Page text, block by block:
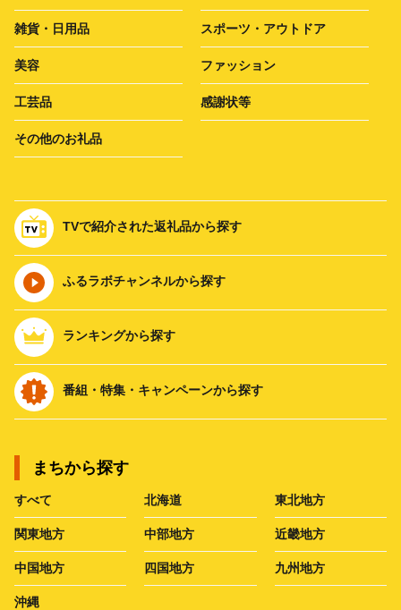
雑貨・日用品 スポーツ・アウトドア
美容 ファッション
工芸品 感謝状等
その他のお礼品
TVで紹介された返礼品から探す
ふるラボチャンネルから探す
ランキングから探す
番組・特集・キャンペーンから探す
まちから探す
すべて 北海道 東北地方
関東地方 中部地方 近畿地方
中国地方 四国地方 九州地方
沖縄